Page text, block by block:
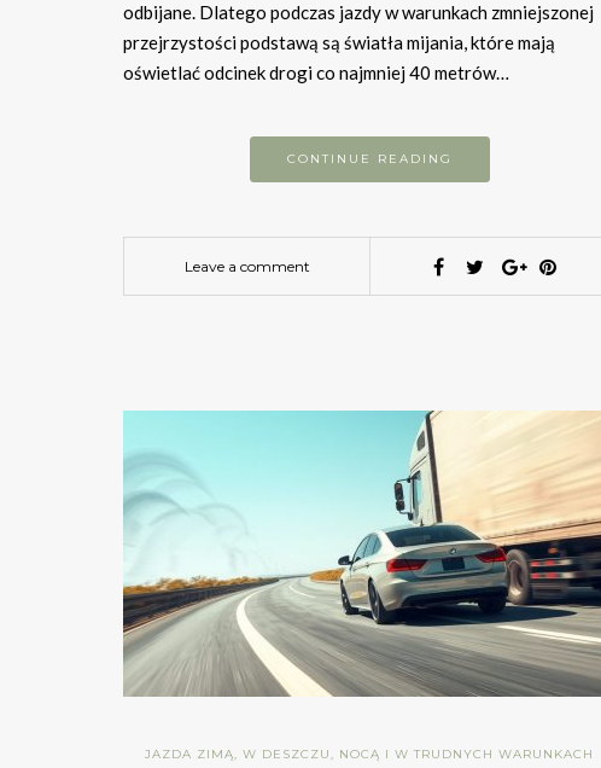
odbijane. Dlatego podczas jazdy w warunkach zmniejszonej
przejrzystości podstawą są światła mijania, które mają
oświetlać odcinek drogi co najmniej 40 metrów…
CONTINUE READING
Leave a comment
JAZDA ZIMĄ, W DESZCZU, NOCĄ I W TRUDNYCH WARUNKACH